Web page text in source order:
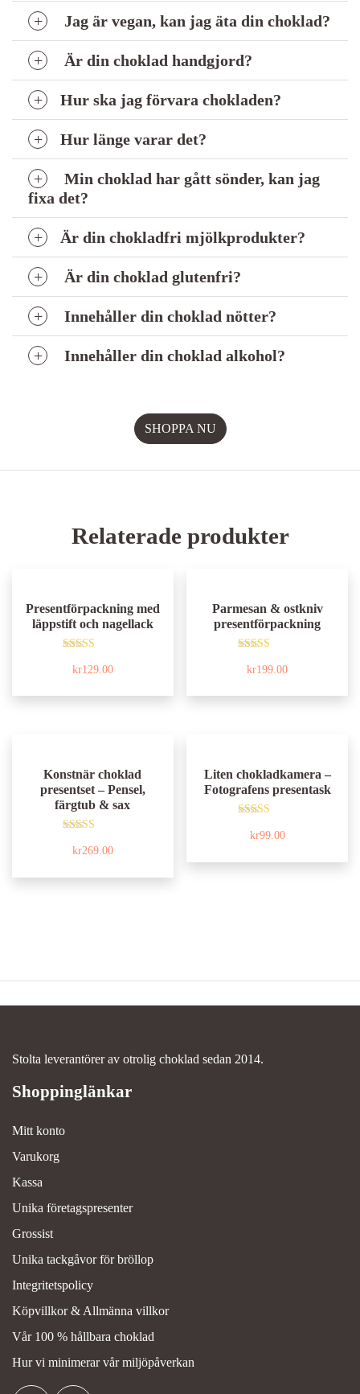
Jag är vegan, kan jag äta din choklad?
Är din choklad handgjord?
Hur ska jag förvara chokladen?
Hur länge varar det?
Min choklad har gått sönder, kan jag
fixa det?
Är din chokladfri mjölkprodukter?
Är din choklad glutenfri?
Innehåller din choklad nötter?
Innehåller din choklad alkohol?
Relaterade produkter
Presentförpackning med
läppstift och nagellack
5.00
kr129.00
Parmesan & ostkniv
presentförpackning
5.00
kr199.00
Konstnär choklad
presentset – Pensel,
färgtub & sax
5.00
kr269.00
Liten chokladkamera –
Fotografens presentask
4.80
kr99.00
Stolta leverantörer av otrolig choklad sedan 2014.
Mitt konto
Varukorg
Kassa
Unika företagspresenter
Grossist
Unika tackgåvor för bröllop
Integritetspolicy
Köpvillkor & Allmänna villkor
Vår 100 % hållbara choklad
Hur vi minimerar vår miljöpåverkan